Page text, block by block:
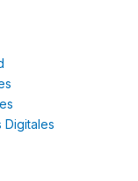
Digitales